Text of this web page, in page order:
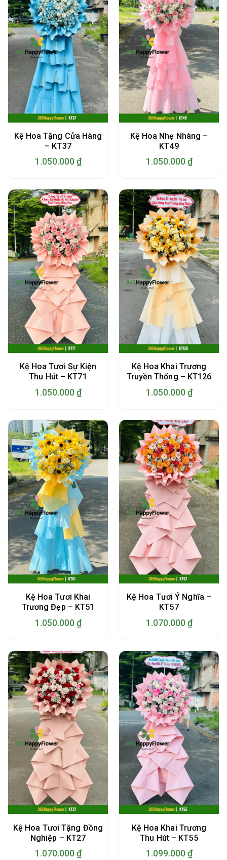
Kệ Hoa Tặng Cửa Hàng
– KT37
1.050.000 ₫
Kệ Hoa Nhẹ Nhàng –
KT49
1.050.000 ₫
Kệ Hoa Tươi Sự Kiện
Thu Hút – KT71
1.050.000 ₫
Kệ Hoa Khai Trương
Truyền Thống – KT126
1.050.000 ₫
Kệ Hoa Tươi Khai
Trương Đẹp – KT51
1.050.000 ₫
Kệ Hoa Tươi Ý Nghĩa –
KT57
1.070.000 ₫
Kệ Hoa Tươi Tặng Đồng
Nghiệp – KT27
1.070.000 ₫
Kệ Hoa Khai Trương
Thu Hút – KT55
1.099.000 ₫